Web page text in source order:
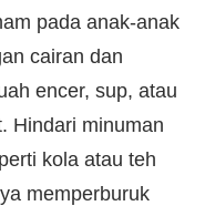
pada anak-anak
cairan dan
encer, sup, atau
Hindari minuman
kola atau teh
memperburuk